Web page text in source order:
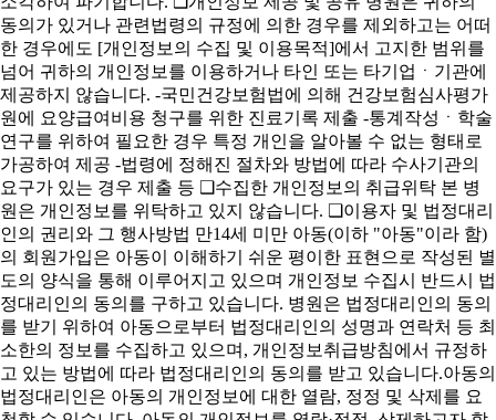
동의가 있거나 관련법령의 규정에 의한 경우를 제외하고는 어떠
한 경우에도 [개인정보의 수집 및 이용목적]에서 고지한 범위를
넘어 귀하의 개인정보를 이용하거나 타인 또는 타기업ㆍ기관에
제공하지 않습니다. -국민건강보험법에 의해 건강보험심사평가
원에 요양급여비용 청구를 위한 진료기록 제출 -통계작성ㆍ학술
연구를 위하여 필요한 경우 특정 개인을 알아볼 수 없는 형태로
가공하여 제공 -법령에 정해진 절차와 방법에 따라 수사기관의
요구가 있는 경우 제출 등 ❑수집한 개인정보의 취급위탁 본 병
원은 개인정보를 위탁하고 있지 않습니다. ❑이용자 및 법정대리
인의 권리와 그 행사방법 만14세 미만 아동(이하 "아동"이라 함)
의 회원가입은 아동이 이해하기 쉬운 평이한 표현으로 작성된 별
도의 양식을 통해 이루어지고 있으며 개인정보 수집시 반드시 법
정대리인의 동의를 구하고 있습니다. 병원은 법정대리인의 동의
를 받기 위하여 아동으로부터 법정대리인의 성명과 연락처 등 최
소한의 정보를 수집하고 있으며, 개인정보취급방침에서 규정하
고 있는 방법에 따라 법정대리인의 동의를 받고 있습니다.아동의
법정대리인은 아동의 개인정보에 대한 열람, 정정 및 삭제를 요